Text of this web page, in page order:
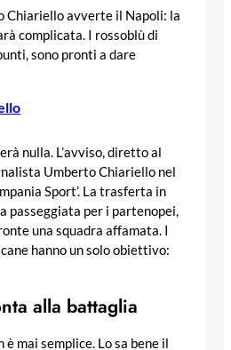
Chiariello avverte il Napoli: la
complicata. I rossoblù di
sono pronti a dare
nulla. L’avviso, diretto al
Umberto Chiariello nel
Sport’. La trasferta in
passeggiata per i partenopei,
una squadra affamata. I
hanno un solo obiettivo:
alla battaglia
mai semplice. Lo sa bene il